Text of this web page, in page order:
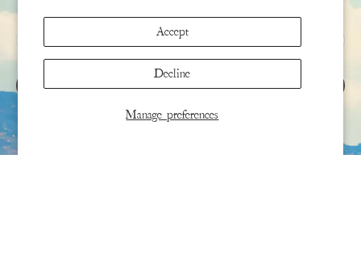
Manage preferences
Accept
Decline
אימייל
הירשם
This site is protected by hCaptcha and the hCaptchaPrivacy Policy